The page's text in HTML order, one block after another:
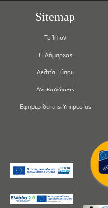
Sitemap
Το Ίλιον
Η Δήμαρχος
Δελτία Τύπου
Ανακοινώσεις
Εφημερίδα της Υπηρεσίας